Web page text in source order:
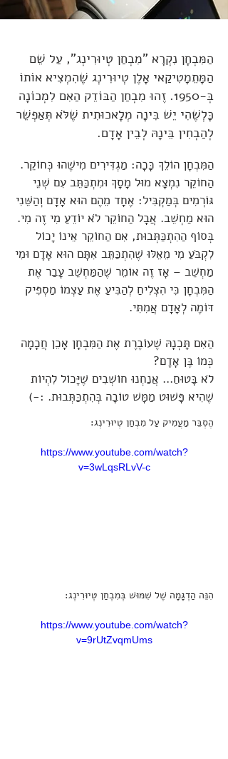
הַמִּבְחָן נִקְרָא "מִבְחַן טְיוּרִינְג", עַל שֵׁם
הַמָּתֵמָטִיקַאי אָלֶן טְיוּרִינְג שֶׁהִמְצִיא אוֹתוֹ
בְּ-1950. זֶהוּ מִבְחַן הַבּוֹדֵק הַאִם לִמְכוֹנָה
כָּלְשֶׁהִי יֵשׁ בִּינָה מְלָאכוּתִית שֶׁלֹּא תְּאַפְשֵׁר
לְהַבְחִין בֵּינָהּ לְבֵין אָדָם.
הַמִּבְחָן הוֹלֵךְ כָּכָה: מַגְדִּירִים מִישֶׁהוּ כְּחוֹקֵר.
הַחוֹקֵר נִמְצָא מוּל מָסָךְ וּמִתְכַּתֵּב עִם שְׁנֵי
גּוֹרְמִים בְּמַקְבִּיל: אֶחָד מֵהֶם הוּא אָדָם וְהַשֵּׁנִי
הוּא מַחְשֵׁב. אֲבָל הַחוֹקֵר לֹא יוֹדֵעַ מִי זֶה מִי.
בְּסוֹף הַהִתְכַּתְּבוּת, אִם הַחוֹקֵר אֵינוֹ יָכוֹל
לִקְבֹּעַ מִי מֵאֵלּוּ שֶׁהִתְכַּתֵּב אִתָּם הוּא אָדָם וּמִי
מַחְשֵׁב – אָז זֶה אוֹמֵר שֶׁהַמַּחְשֵׁב עָבַר אֶת
הַמִּבְחָן כִּי הִצְלִיחַ לְהַבִּיעַ אֶת עַצְמוֹ מַסְפִּיק
דּוֹמֶה לְאָדָם אֲמִתִּי.
הַאִם תָּכְנָהּ שֶׁעוֹבֶרֶת אֶת הַמִּבְחָן אָכֵן חֲכָמָה
כְּמוֹ בֶּן אָדָם?
לֹא בָּטוּחַ... אֲנַחְנוּ חוֹשְׁבִים שֶׁיָּכוֹל לִהְיוֹת
שֶׁהִיא פָּשׁוּט מַמָּשׁ טוֹבָה בְּהִתְכַּתְּבוּת. :-)
הֶסְבֵּר מַעֲמִיק עַל מִבְחַן טְיוּרִינְג:
https://www.youtube.com/watch?
v=3wLqsRLvV-c
הִנֵּה הַדְגָּמָה שֶׁל שִׁמּוּשׁ בְּמִבְחַן טְיוּרִינְג:
https://www.youtube.com/watch?
v=9rUtZvqmUms